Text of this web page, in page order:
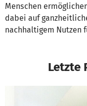
Menschen
dabei auf
nachhaltigem Nutzen
Letzte